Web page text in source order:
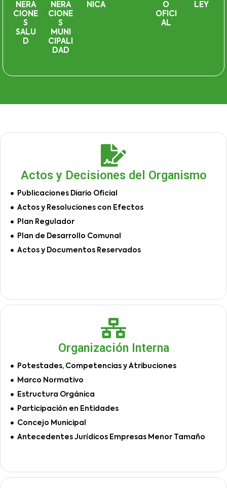
NERA
CIONE
S
SALU
D
NERA
CIONE
S
MUNI
CIPALI
DAD
NICA
O
OFICI
AL
LEY
Actos y Decisiones del Organismo
Publicaciones Diario Oficial
Actos y Resoluciones con Efectos
Plan Regulador
Plan de Desarrollo Comunal
Actos y Documentos Reservados
Organización Interna
Potestades, Competencias y Atribuciones
Marco Normativo
Estructura Orgánica
Participación en Entidades
Concejo Municipal
Antecedentes Jurídicos Empresas Menor Tamaño